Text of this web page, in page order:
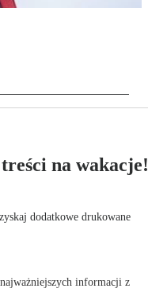
na wakacje!
dodatkowe drukowane
informacji z